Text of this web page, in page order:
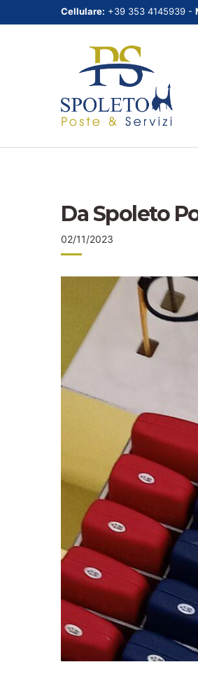
Cellulare: +39 353 4145939 -
Da Spoleto
02/11/2023